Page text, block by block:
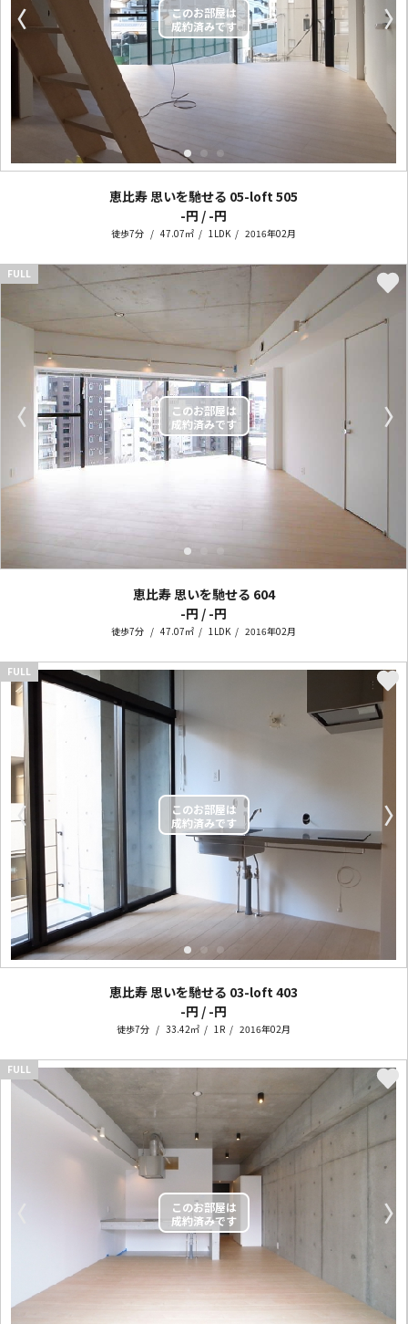
〈 〉
恵比寿 思いを馳せる 05-loft 505
-円 / -円
徒歩7分 47.07㎡ 1LDK 2016年02月
〈 〉
FULL
恵比寿 思いを馳せる 604
-円 / -円
徒歩7分 47.07㎡ 1LDK 2016年02月
〈 〉
FULL
恵比寿 思いを馳せる 03-loft403
-円 / -円
徒歩7分 33.42㎡ 1R 2016年02月
〉
FULL